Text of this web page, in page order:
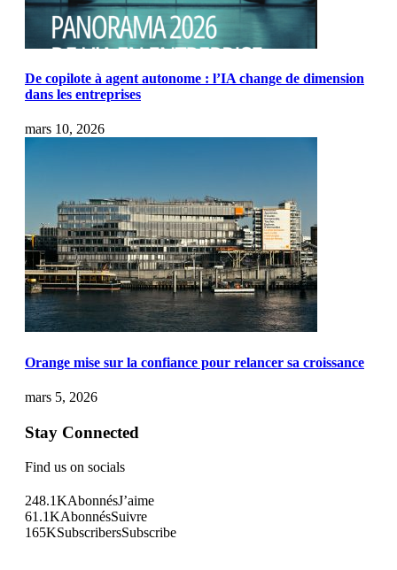
De copilote à agent autonome : l’IA change de dimension
dans les entreprises
mars 10, 2026
Orange mise sur la confiance pour relancer sa croissance
mars 5, 2026
Stay Connected
Find us on socials
248.1KAbonnésJ’aime
61.1KAbonnésSuivre
165KSubscribersSubscribe